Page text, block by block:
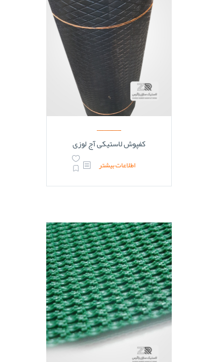
کفپوش لاستیکی آج لوزی
اطلاعات بیشتر